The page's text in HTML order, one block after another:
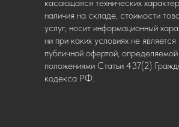
касающаяся технических
наличия на складе, стоимости
услуг, носит информационный
ни при каких условиях не является
публичной офертой, определяемой
положениями Статьи 437(2)
кодекса РФ.